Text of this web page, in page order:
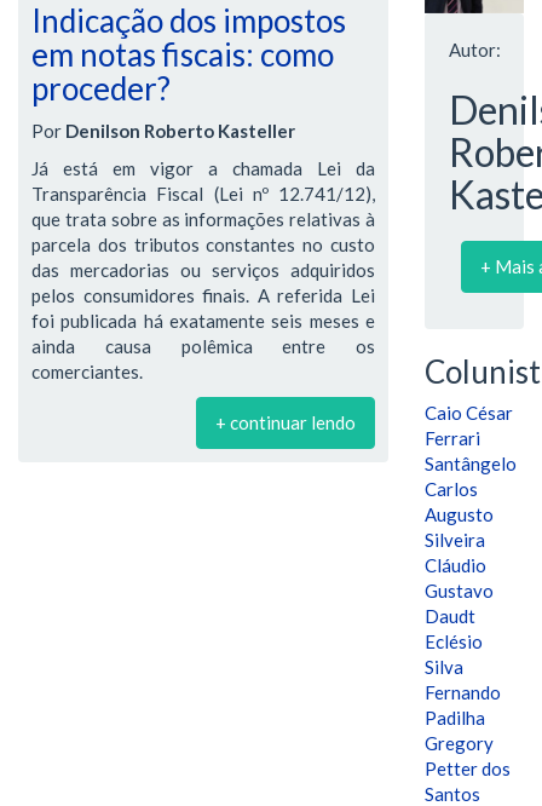
Indicação dos impostos
em notas fiscais: como
proceder?
Por Denilson Roberto Kasteller
Já está em vigor a chamada Lei da
Transparência Fiscal (Lei nº 12.741/12),
que trata sobre as informações relativas à
parcela dos tributos constantes no custo
das mercadorias ou serviços adquiridos
pelos consumidores finais. A referida Lei
foi publicada há exatamente seis meses e
ainda causa polêmica entre os
comerciantes.
+ continuar lendo
Autor:
+ Mais
Caio César
Ferrari
Santângelo
Carlos
Augusto
Silveira
Cláudio
Gustavo
Daudt
Eclésio
Silva
Fernando
Padilha
Gregory
Petter dos
Santos